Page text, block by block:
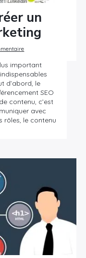
un
important
d’abord, le
SEO
contenu, c’est
avec
rôles, le contenu